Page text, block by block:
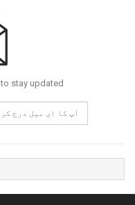
stay updated.